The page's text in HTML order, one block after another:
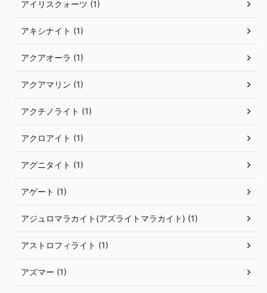
アイリスクォーツ (1)
アキシナイト (1)
アクアオーラ (1)
アクアマリン (1)
アクチノライト (1)
アクロアイト (1)
アグニタイト (1)
アゲート (1)
アジュロマラカイト(アズライトマラカイト) (1)
アストロフィライト (1)
アズマー (1)